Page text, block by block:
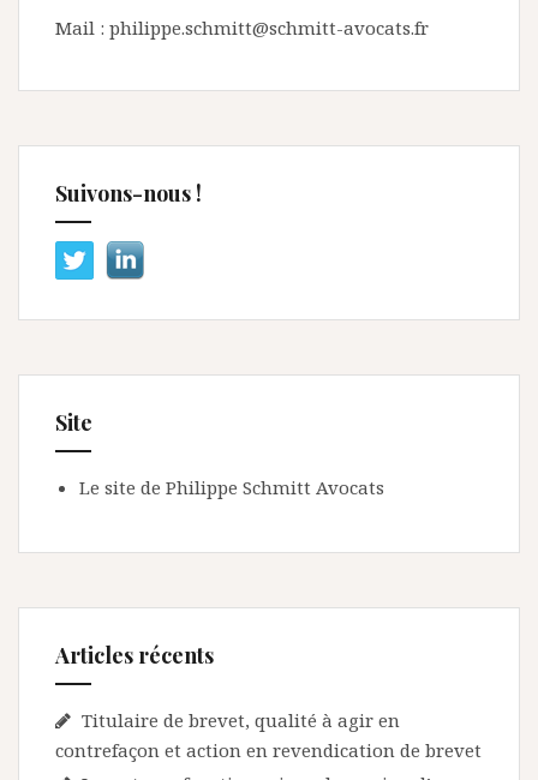
Mail : philippe.schmitt@schmitt-avocats.fr
Suivons-nous !
Site
Le site de Philippe Schmitt Avocats
Articles récents
Titulaire de brevet, qualité à agir en
contrefaçon et action en revendication de brevet